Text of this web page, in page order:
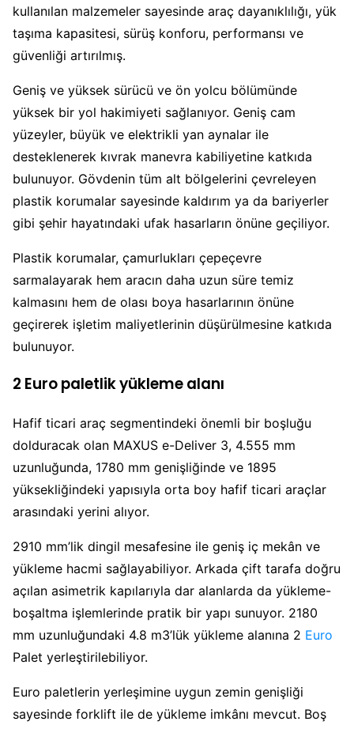
kullanılan malzemeler sayesinde araç dayanıklılığı, yük
taşıma kapasitesi, sürüş konforu, performansı ve
güvenliği artırılmış.
Geniş ve yüksek sürücü ve ön yolcu bölümünde
yüksek bir yol hakimiyeti sağlanıyor. Geniş cam
yüzeyler, büyük ve elektrikli yan aynalar ile
desteklenerek kıvrak manevra kabiliyetine katkıda
bulunuyor. Gövdenin tüm alt bölgelerini çevreleyen
plastik korumalar sayesinde kaldırım ya da bariyerler
gibi şehir hayatındaki ufak hasarların önüne geçiliyor.
Plastik korumalar, çamurlukları çepeçevre
sarmalayarak hem aracın daha uzun süre temiz
kalmasını hem de olası boya hasarlarının önüne
geçirerek işletim maliyetlerinin düşürülmesine katkıda
bulunuyor.
2 Euro paletlik yükleme alanı
Hafif ticari araç segmentindeki önemli bir boşluğu
dolduracak olan MAXUS e-Deliver 3, 4.555 mm
uzunluğunda, 1780 mm genişliğinde ve 1895
yüksekliğindeki yapısıyla orta boy hafif ticari araçlar
arasındaki yerini alıyor.
2910 mm’lik dingil mesafesine ile geniş iç mekân ve
yükleme hacmi sağlayabiliyor. Arkada çift tarafa doğru
açılan asimetrik kapılarıyla dar alanlarda da yükleme-
boşaltma işlemlerinde pratik bir yapı sunuyor. 2180
mm uzunluğundaki 4.8 m3’lük yükleme alanına 2 Euro
Palet yerleştirilebiliyor.
Euro paletlerin yerleşimine uygun zemin genişliği
sayesinde forklift ile de yükleme imkânı mevcut. Boş